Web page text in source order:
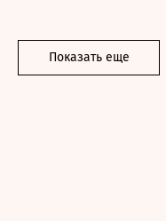
Показать еще